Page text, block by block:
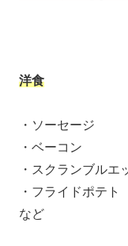
洋食
・ソーセージ
・ベーコン
・スクランブルエ
・フライドポテト
など